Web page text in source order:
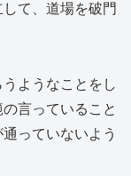
て、道場を破門
ようなことをし
言っていること
っていないよう